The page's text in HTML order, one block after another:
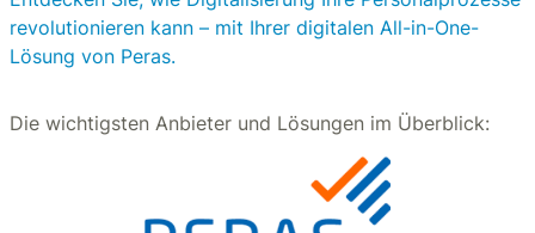
revolutionieren kann – mit Ihrer digitalen All-in-One-
Lösung von Peras.
Die wichtigsten Anbieter und Lösungen im Überblick: